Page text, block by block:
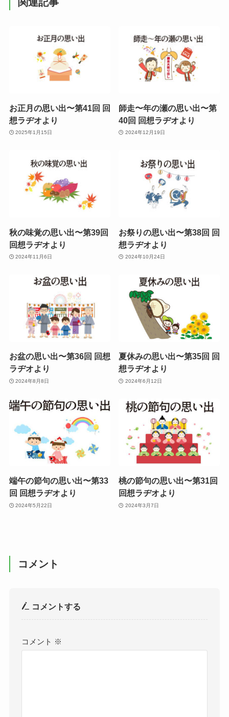
関連記事
お正月の思い出〜第41回 回
想ラヂオより
2025年1月15日
師走〜年の瀬の思い出〜第
40回 回想ラヂオより
2024年12月19日
秋の味覚の思い出〜第39回
回想ラヂオより
2024年11月6日
お祭りの思い出〜第38回 回
想ラヂオより
2024年10月24日
お盆の思い出〜第36回 回想
ラヂオより
2024年8月8日
夏休みの思い出〜第35回 回
想ラヂオより
2024年6月12日
端午の節句の思い出〜第33
回 回想ラヂオより
2024年5月22日
桃の節句の思い出〜第31回
回想ラヂオより
2024年3月7日
コメント
コメントする
コメント ※